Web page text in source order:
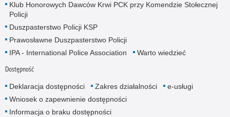
Klub Honorowych Dawców Krwi PCK przy Komendzie Stołecznej
Policji
Duszpasterstwo Policji KSP
Prawosławne Duszpasterstwo Policji
IPA - International Police Association
Warto wiedzieć
Dostępność
Deklaracja dostępności Zakres działalności
e-usługi
Wniosek o zapewnienie dostępności
Informacja o braku dostępności